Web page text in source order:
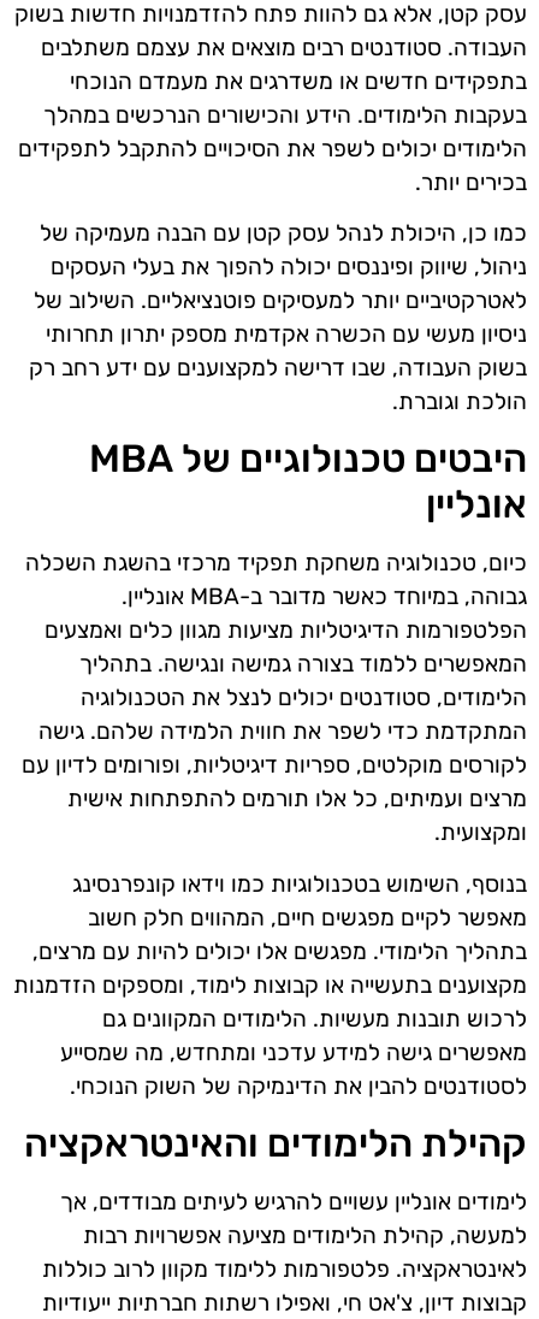
עסק קטן, אלא גם להוות פתח להזדמנויות חדשות בשוק
העבודה. סטודנטים רבים מוצאים את עצמם משתלבים
בתפקידים חדשים או משדרגים את מעמדם הנוכחי
בעקבות הלימודים. הידע והכישורים הנרכשים במהלך
הלימודים יכולים לשפר את הסיכויים להתקבל לתפקידים
בכירים יותר.
כמו כן, היכולת לנהל עסק קטן עם הבנה מעמיקה של
ניהול, שיווק ופיננסים יכולה להפוך את בעלי העסקים
לאטרקטיביים יותר למעסיקים פוטנציאליים. השילוב של
ניסיון מעשי עם הכשרה אקדמית מספק יתרון תחרותי
בשוק העבודה, שבו דרישה למקצוענים עם ידע רחב רק
הולכת וגוברת.
היבטים טכנולוגיים של MBA
אונליין
כיום, טכנולוגיה משחקת תפקיד מרכזי בהשגת השכלה
גבוהה, במיוחד כאשר מדובר ב-MBA אונליין.
הפלטפורמות הדיגיטליות מציעות מגוון כלים ואמצעים
המאפשרים ללמוד בצורה גמישה ונגישה. בתהליך
הלימודים, סטודנטים יכולים לנצל את הטכנולוגיה
המתקדמת כדי לשפר את חווית הלמידה שלהם. גישה
לקורסים מוקלטים, ספריות דיגיטליות, ופורומים לדיון עם
מרצים ועמיתים, כל אלו תורמים להתפתחות אישית
ומקצועית.
בנוסף, השימוש בטכנולוגיות כמו וידאו קונפרנסינג
מאפשר לקיים מפגשים חיים, המהווים חלק חשוב
בתהליך הלימודי. מפגשים אלו יכולים להיות עם מרצים,
מקצוענים בתעשייה או קבוצות לימוד, ומספקים הזדמנות
לרכוש תובנות מעשיות. הלימודים המקוונים גם
מאפשרים גישה למידע עדכני ומתחדש, מה שמסייע
לסטודנטים להבין את הדינמיקה של השוק הנוכחי.
קהילת הלימודים והאינטראקציה
לימודים אונליין עשויים להרגיש לעיתים מבודדים, אך
למעשה, קהילת הלימודים מציעה אפשרויות רבות
לאינטראקציה. פלטפורמות ללימוד מקוון לרוב כוללות
קבוצות דיון, צ'אט חי, ואפילו רשתות חברתיות ייעודיות